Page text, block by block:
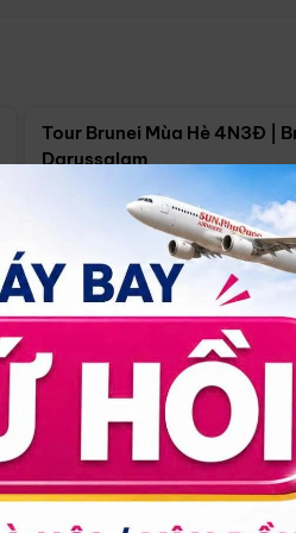
Tour Brunei Mùa Hè 4N3Đ |
Darussalam
Hồ Chí Minh 4N3Đ
30/08 17/09 24/09
14.499.000đ Xem chi